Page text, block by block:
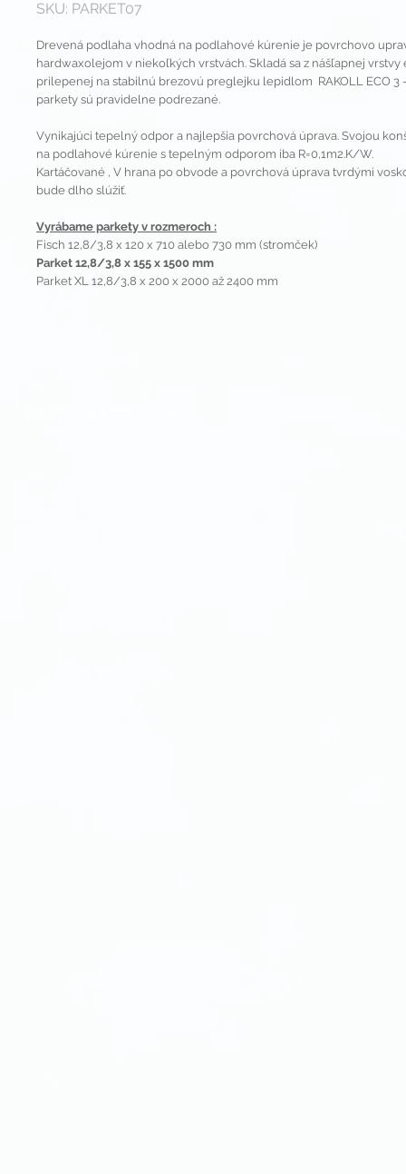
SKU: PARKET07
Drevená podlaha vhodná na podlahové kúrenie je povrchovo
hardwaxolejom v niekoľkých vrstvách. Skladá sa z nášľapnej vrstvy
prilepenej na stabilnú brezovú preglejku lepidlom RAKOLL ECO 3
parkety sú pravidelne podrezané.
Vynikajúci tepelný odpor a najlepšia povrchová úprava. Svojou
na podlahové kúrenie s tepelným odporom iba R=0,1m2.K/W.
Kartáčované , V hrana po obvode a povrchová úprava tvrdými
bude dlho slúžiť.
Vyrábame parkety v rozmeroch :
Fisch 12,8/3,8 x 120 x 710 alebo 730 mm (stromček)
Parket 12,8/3,8 x 155 x 1500 mm
Parket XL 12,8/3,8 x 200 x 2000 až 2400 mm